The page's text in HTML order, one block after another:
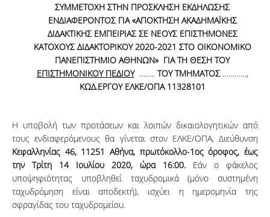
ΣΥΜΜΕΤΟΧΗ ΣΤΗΝ ΠΡΟΣΚΛΗΣΗ ΕΚΔΗΛΩΣΗΣ
ΕΝΔΙΑΦΕΡΟΝΤΟΣ ΓΙΑ «ΑΠΟΚΤΗΣΗ ΑΚΑΔΗΜΑΪΚΗΣ
ΔΙΔΑΚΤΙΚΗΣ ΕΜΠΕΙΡΙΑΣ ΣΕ ΝΕΟΥΣ ΕΠΙΣΤΗΜΟΝΕΣ
ΚΑΤΟΧΟΥΣ ΔΙΔΑΚΤΟΡΙΚΟΥ 2020-2021 ΣΤΟ ΟΙΚΟΝΟΜΙΚΟ
ΠΑΝΕΠΙΣΤΗΜΙΟ ΑΘΗΝΩΝ» ΓΙΑ ΤΗ ΘΕΣΗ ΤΟΥ
ΕΠΙΣΤΗΜΟΝΙΚΟΥ ΠΕΔΙΟΥ ……..ΤΟΥ ΤΜΗΜΑΤΟΣ…………,
ΚΩΔ.ΕΡΓΟΥ ΕΛΚΕ/ΟΠΑ 11328101
Η υποβολή των προτάσεων και λοιπών δικαιολογητικών από
τους ενδιαφερόμενους θα γίνεται στον ΕΛΚΕ/ΟΠΑ, Διεύθυνση
Κεφαλληνίας 46, 11251 Αθήνα, πρωτόκολλο-1ος όροφος, έως
την Τρίτη 14 Ιουλίου 2020, ώρα 16:00. Εάν ο φάκελος
υποψηφιότητας υποβληθεί ταχυδρομικά (μόνο συστημένη
ταχυδρόμηση είναι αποδεκτή), ισχύει η ημερομηνία της
σφραγίδας του ταχυδρομείου.